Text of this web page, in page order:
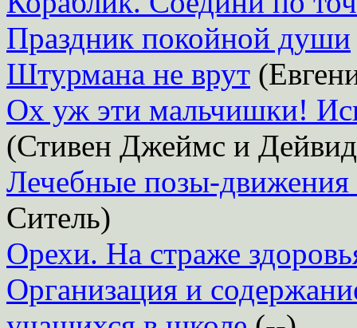
Праздник покойной души
Штурмана не врут
Ох уж эти мальчишки!
(Стивен Джеймс и
Лечебные позы-
Ситель)
Орехи. На страже
Организация и